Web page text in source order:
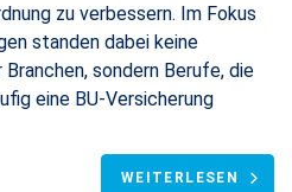
zu verbessern. Im Fokus
standen dabei keine
sondern Berufe, die
eine BU-Versicherung
WEITERLESEN